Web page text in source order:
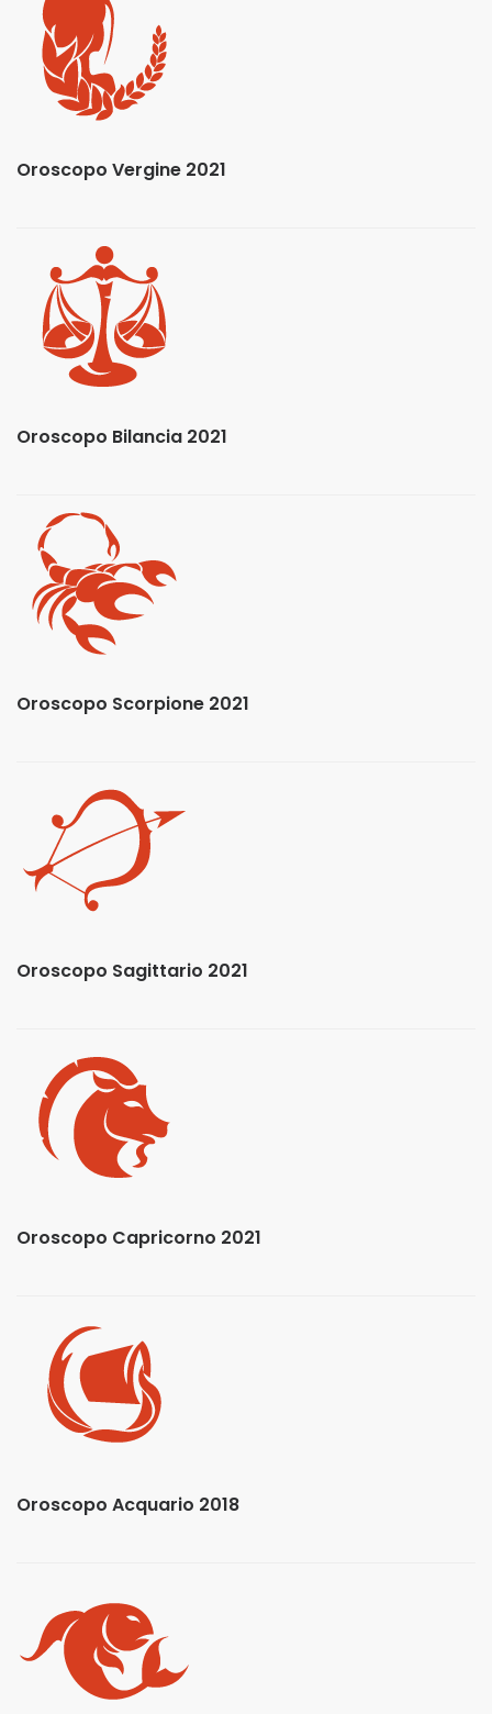
Oroscopo Vergine 2021
Oroscopo Bilancia 2021
Oroscopo Scorpione 2021
Oroscopo Sagittario 2021
Oroscopo Capricorno 2021
Oroscopo Acquario 2018